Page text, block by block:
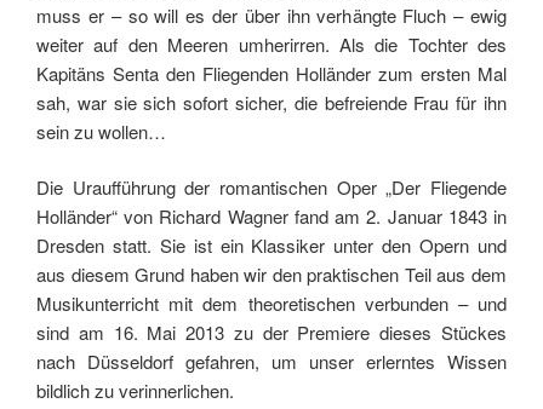
muss er – so will es der über ihn verhängte Fluch – ewig
weiter auf den Meeren umherirren. Als die Tochter des
Kapitäns Senta den Fliegenden Holländer zum ersten Mal
sah, war sie sich sofort sicher, die befreiende Frau für ihn
sein zu wollen…
Die Uraufführung der romantischen Oper „Der Fliegende
Holländer“ von Richard Wagner fand am 2. Januar 1843 in
Dresden statt. Sie ist ein Klassiker unter den Opern und
aus diesem Grund haben wir den praktischen Teil aus dem
Musikunterricht mit dem theoretischen verbunden – und
sind am 16. Mai 2013 zu der Premiere dieses Stückes
nach Düsseldorf gefahren, um unser erlerntes Wissen
bildlich zu verinnerlichen.